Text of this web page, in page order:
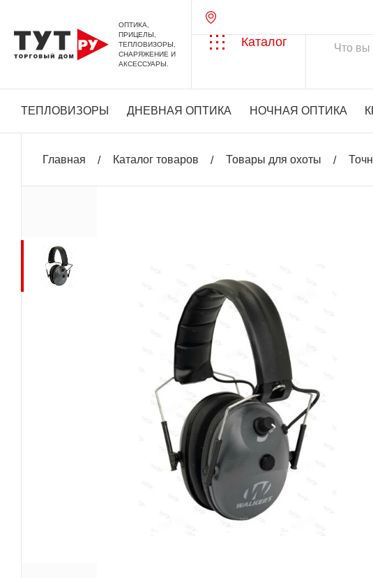
ОПТИКА,
ПРИЦЕЛЫ,
ТЕПЛОВИЗОРЫ,
СНАРЯЖЕНИЕ И
АКСЕССУАРЫ.
Каталог
ТЕПЛОВИЗОРЫ ДНЕВНАЯ ОПТИКА НОЧНАЯ ОПТИКА
Главная Каталог товаров Товары для охоты